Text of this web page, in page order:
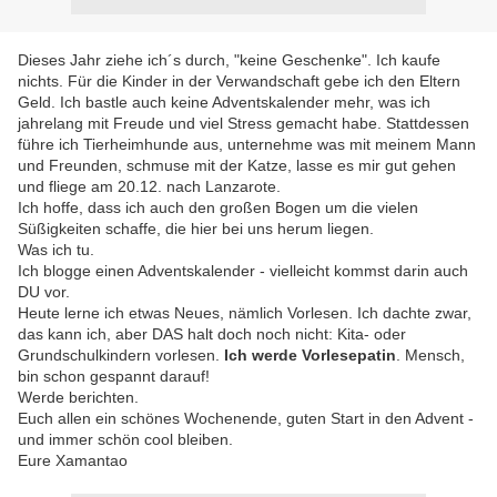
Dieses Jahr ziehe ich´s durch, "keine Geschenke". Ich kaufe
nichts. Für die Kinder in der Verwandschaft gebe ich den Eltern
Geld. Ich bastle auch keine Adventskalender mehr, was ich
jahrelang mit Freude und viel Stress gemacht habe. Stattdessen
führe ich Tierheimhunde aus, unternehme was mit meinem Mann
und Freunden, schmuse mit der Katze, lasse es mir gut gehen
und fliege am 20.12. nach Lanzarote.
Ich hoffe, dass ich auch den großen Bogen um die vielen
Süßigkeiten schaffe, die hier bei uns herum liegen.
Was ich tu.
Ich blogge einen Adventskalender - vielleicht kommst darin auch
DU vor.
Heute lerne ich etwas Neues, nämlich Vorlesen. Ich dachte zwar,
das kann ich, aber DAS halt doch noch nicht: Kita- oder
Grundschulkindern vorlesen. Ich werde Vorlesepatin . Mensch,
bin schon gespannt darauf!
Werde berichten.
Euch allen ein schönes Wochenende, guten Start in den Advent -
und immer schön cool bleiben.
Eure Xamantao